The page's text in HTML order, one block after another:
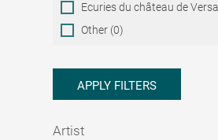
Ecuries du château de
Other (0)
APPLY FILTERS
Artist